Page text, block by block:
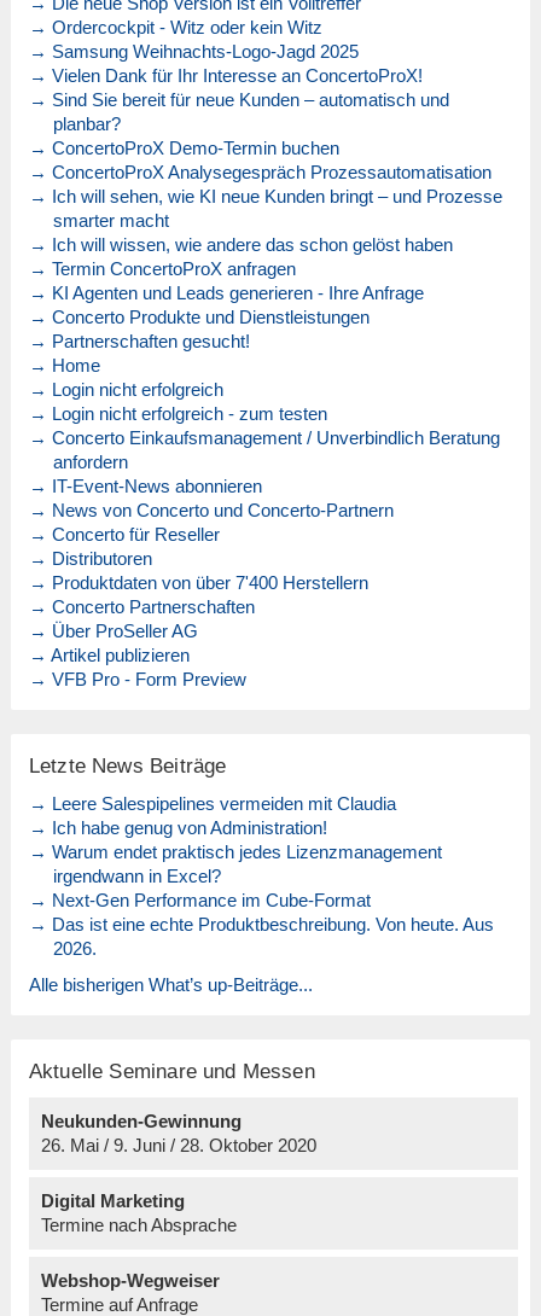
→ Ordercockpit - Witz oder kein Witz
→ Samsung Weihnachts-Logo-Jagd 2025
→ Vielen Dank für Ihr Interesse an ConcertoProX!
→ Sind Sie bereit für neue Kunden – automatisch und
planbar?
→ ConcertoProX Demo-Termin buchen
→ ConcertoProX Analysegespräch Prozessautomatisation
→ Ich will sehen, wie KI neue Kunden bringt – und Prozesse
smarter macht
→ Ich will wissen, wie andere das schon gelöst haben
→ Termin ConcertoProX anfragen
→ KI Agenten und Leads generieren - Ihre Anfrage
→ Concerto Produkte und Dienstleistungen
→ Partnerschaften gesucht!
→ Home
→ Login nicht erfolgreich
→ Login nicht erfolgreich - zum testen
→ Concerto Einkaufsmanagement / Unverbindlich Beratung
anfordern
→ IT-Event-News abonnieren
→ News von Concerto und Concerto-Partnern
→ Concerto für Reseller
→ Distributoren
→ Produktdaten von über 7'400 Herstellern
→ Concerto Partnerschaften
→ Über ProSeller AG
→ Artikel publizieren
→ VFB Pro - Form Preview
Letzte News Beiträge
→ Leere Salespipelines vermeiden mit Claudia
→ Ich habe genug von Administration!
→ Warum endet praktisch jedes Lizenzmanagement
irgendwann in Excel?
→ Next-Gen Performance im Cube-Format
→ Das ist eine echte Produktbeschreibung. Von heute. Aus
2026.
Alle bisherigen What’s up-Beiträge...
Aktuelle Seminare und Messen
Neukunden-Gewinnung
26. Mai / 9. Juni / 28. Oktober 2020
Digital Marketing
Termine nach Absprache
Webshop-Wegweiser
Termine auf Anfrage